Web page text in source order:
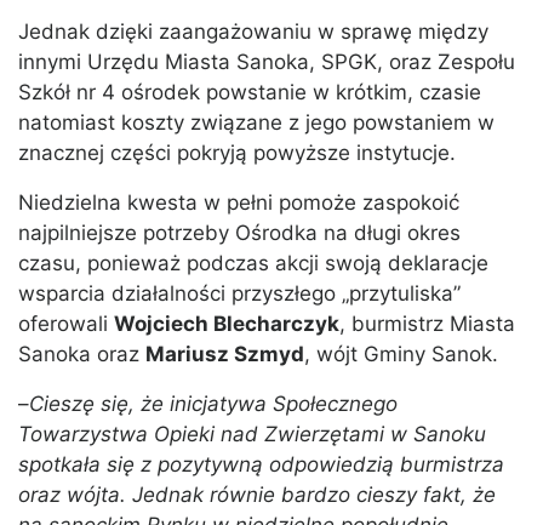
Jednak dzięki zaangażowaniu w sprawę między
innymi Urzędu Miasta Sanoka, SPGK, oraz Zespołu
Szkół nr 4 ośrodek powstanie w krótkim, czasie
natomiast koszty związane z jego powstaniem w
znacznej części pokryją powyższe instytucje.
Niedzielna kwesta w pełni pomoże zaspokoić
najpilniejsze potrzeby Ośrodka na długi okres
czasu, ponieważ podczas akcji swoją deklaracje
wsparcia działalności przyszłego „przytuliska”
oferowali Wojciech Blecharczyk, burmistrz Miasta
Sanoka oraz Mariusz Szmyd, wójt Gminy Sanok.
–Cieszę się, że inicjatywa Społecznego
Towarzystwa Opieki nad Zwierzętami w Sanoku
spotkała się z pozytywną odpowiedzią burmistrza
oraz wójta. Jednak równie bardzo cieszy fakt, że